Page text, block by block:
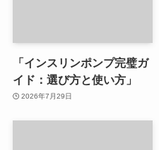
「インスリンポンプ完璧ガ
イド：選び方と使い方」
2026年7月29日